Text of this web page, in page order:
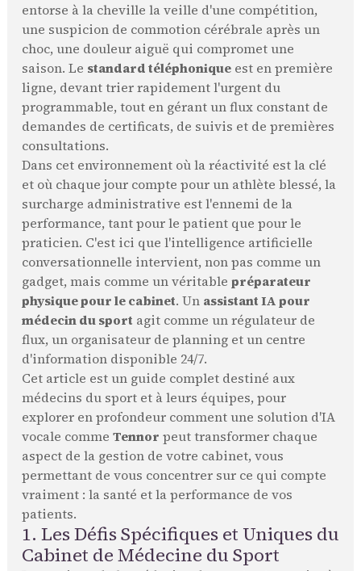
entorse à la cheville la veille d'une compétition,
une suspicion de commotion cérébrale après un
choc, une douleur aiguë qui compromet une
saison. Le standard téléphoniqueest en première
ligne, devant trier rapidement l'urgent du
programmable, tout en gérant un flux constant de
demandes de certificats, de suivis et de premières
consultations.
Dans cet environnement où la réactivité est la clé
et où chaque jour compte pour un athlète blessé, la
surcharge administrative est l'ennemi de la
performance, tant pour le patient que pour le
praticien. C'est ici que l'intelligence artificielle
conversationnelle intervient, non pas comme un
gadget, mais comme un véritable préparateur
physique pour le cabinet. Un assistant IA pour
médecin du sport agit comme un régulateur de
flux, un organisateur de planning et un centre
d'information disponible 24/7.
Cet article est un guide complet destiné aux
médecins du sport et à leurs équipes, pour
explorer en profondeur comment une solution d'IA
vocale comme Tennor peut transformer chaque
aspect de la gestion de votre cabinet, vous
permettant de vous concentrer sur ce qui compte
vraiment : la santé et la performance de vos
patients.
1. Les Défis Spécifiques et Uniques du
Cabinet de Médecine du Sport